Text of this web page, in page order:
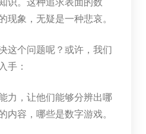
现象，无疑是一种悲哀。
这个问题呢？或许，我们
手：
力，让他们能够分辨出哪
内容，哪些是数字游戏。